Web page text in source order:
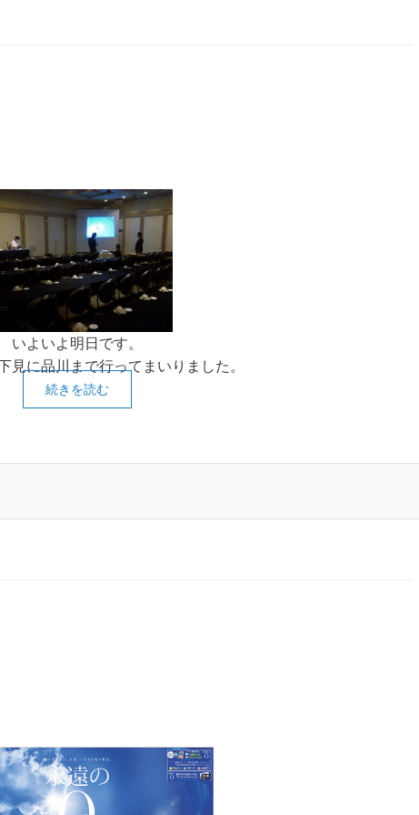
いよいよ明日です。
見に品川まで行ってまいりました。
続きを読む